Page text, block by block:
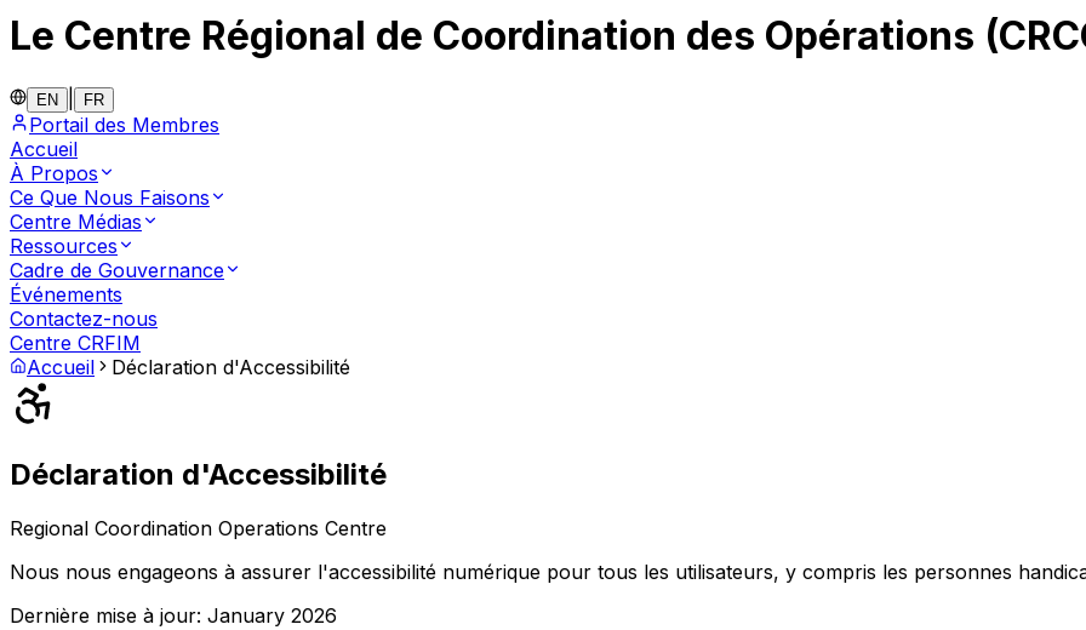
Le Centre Régional de Coordination des Opérations
EN FR
Portail des Membres
Accueil
À Propos
Ce Que Nous Faisons
Centre Médias
Ressources
Cadre de Gouvernance
Événements
Contactez-nous
Centre CRFIM
Accueil
Déclaration d'Accessibilité
Déclaration d'Accessibilité
Regional Coordination Operations Centre
Nous nous engageons à assurer l'accessibilité numérique pour tous les utilisateurs, y compris les personnes
Dernière mise à jour: January 2026